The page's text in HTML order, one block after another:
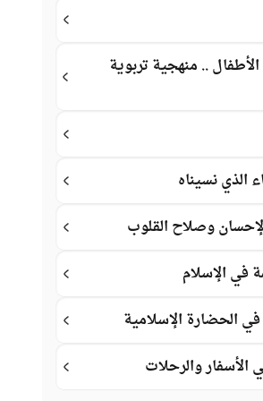
.. منهجية تربوية
الذي نسيناه
وصلاح القلوب
في الإسلام
الحضارة الإسلامية
الأسفار والرحلات